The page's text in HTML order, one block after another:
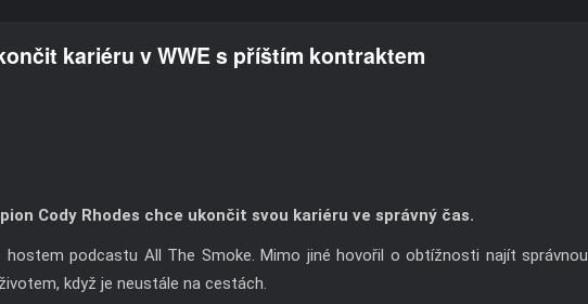
kariéru v WWE s příštím kontraktem
Cody Rhodes chce ukončit svou kariéru ve správný čas.
hostem podcastu All The Smoke. Mimo jiné hovořil o obtížnosti najít správnou
když je neustále na cestách.